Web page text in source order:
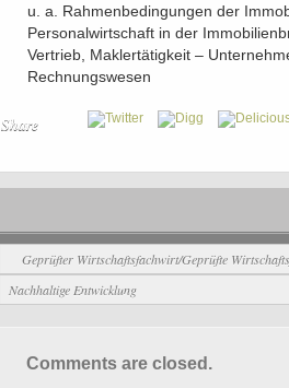
u. a. Rahmenbedingungen der
Personalwirtschaft in der
Vertrieb, Maklertätigkeit –
Rechnungswesen
Share
Geprüfter Wirtschaftsfachwirt/Geprüfte
Nachhaltige Entwicklung
Comments are closed.